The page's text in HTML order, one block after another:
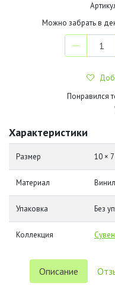
Можно забрать в
Понравился
Характеристики
Размер 10 ×
Материал Винил
Упаковка Без
Коллекция
Описание